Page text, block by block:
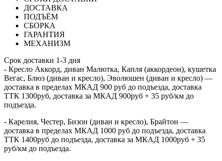
ДОСТАВКА
ПОДЪЁМ
СБОРКА
ГАРАНТИЯ
МЕХАНИЗМ
Срок доставки 1-3 дня
- Кресло Аккорд, диван Малютка, Капля (аккордеон), кушетка
Вегас, Блюз (диван и кресло), Эволюшен (диван и кресло) —
доставка в пределах МКАД 900 руб до подъезда, доставка
ТТК 1300руб, доставка за МКАД 900руб + 35 руб/км до
подъезда.
- Карелия, Честер, Бизон (диван и кресло), Брайтон —
доставка в пределах МКАД 1000 руб до подъезда, доставка
ТТК 1400руб до подъезда, доставка за МКАД 1000руб + 35
руб/км до подъезда.